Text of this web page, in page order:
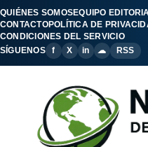
QUIÉNES SOMOSEQUIPO
CONTACTOPOLÍTICA DE
CONDICIONES DEL SERVICIO
SÍGUENOS
f X in ☁ RSS